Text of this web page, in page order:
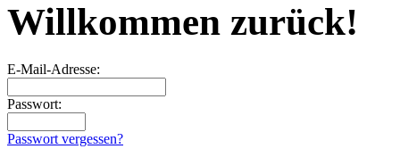
Willkommen zurück!
E-Mail-Adresse:
Passwort:
Passwort vergessen?